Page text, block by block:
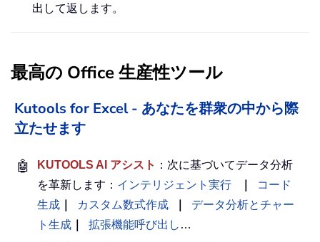
出して返します。
最高の Office 生産性ツール
Kutools for Excel - あなたを群衆の中から際
立たせます
🤖 KUTOOLS AI アシスト ：次に基づいてデータ分析
を革新します： インテリジェント実行
コード
生成
カスタム数式作成
データ分析とチャー
ト生成
拡張機能呼び出し …